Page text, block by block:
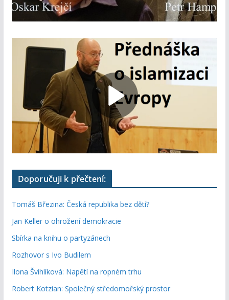
Doporučuji k přečtení:
Tomáš Březina: Česká republika bez dětí?
Jan Keller o ohrožení demokracie
Sbírka na knihu o partyzánech
Rozhovor s Ivo Budilem
Ilona Švihlíková: Napětí na ropném trhu
Robert Kotzian: Společný středomořský prostor